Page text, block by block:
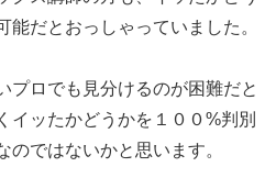
だとおっしゃっていました。
プロでも見分けるのが困難だと
イッたかどうかを１００%判別
ではないかと思います。